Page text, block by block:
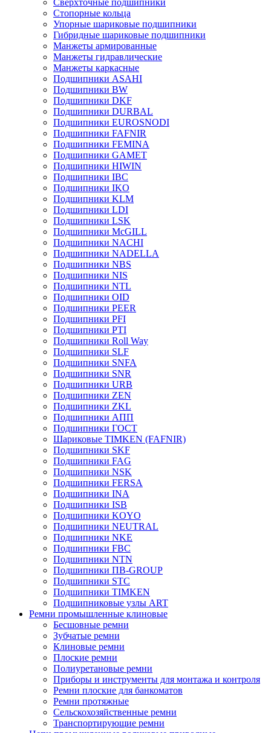
Сверхточные подшипники
Стопорные кольца
Упорные шариковые подшипники
Гибридные шариковые подшипники
Манжеты армированные
Манжеты гидравлические
Манжеты каркасные
Подшипники ASAHI
Подшипники BW
Подшипники DKF
Подшипники DURBAL
Подшипники EUROSNODI
Подшипники FAFNIR
Подшипники FEMINA
Подшипники GAMET
Подшипники HIWIN
Подшипники IBC
Подшипники IKO
Подшипники KLM
Подшипники LDI
Подшипники LSK
Подшипники McGILL
Подшипники NACHI
Подшипники NADELLA
Подшипники NBS
Подшипники NIS
Подшипники NTL
Подшипники OID
Подшипники PEER
Подшипники PFI
Подшипники PTI
Подшипники Roll Way
Подшипники SLF
Подшипники SNFA
Подшипники SNR
Подшипники URB
Подшипники ZEN
Подшипники ZKL
Подшипники АПП
Подшипники ГОСТ
Шариковые ТІMKEN (FAFNIR)
Подшипники SKF
Подшипники FAG
Подшипники NSK
Подшипники FERSA
Подшипники INA
Подшипники ISB
Подшипники KOYO
Подшипники NEUTRAL
Подшипники NKE
Подшипники FBC
Подшипники NTN
Подшипники ПВ-GROUP
Подшипники STC
Подшипники TIMKEN
Подшипниковые узлы ART
Ремни промышленные клиновые
Бесшовные ремни
Зубчатые ремни
Клиновые ремни
Плоские ремни
Полиуретановые ремни
Приборы и инструменты для монтажа и контроля
Ремни плоские для банкоматов
Ремни протяжные
Сельскохозяйственные ремни
Транспортирующие ремни